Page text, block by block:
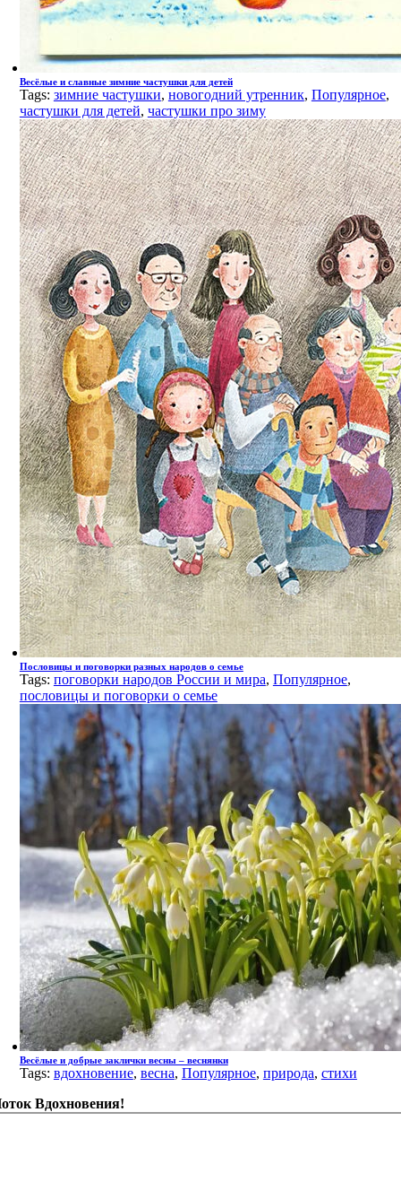
Весёлые и славные зимние частушки для детей
Tags: зимние частушки, новогодний утренник, Популярное,
частушки для детей, частушки про зиму
Пословицы и поговорки разных народов о семье
Tags: поговорки народов России и мира, Популярное,
пословицы и поговорки о семье
Весёлые и добрые заклички весны – веснянки
Tags: вдохновение, весна, Популярное, природа, стихи
Вдохновения!